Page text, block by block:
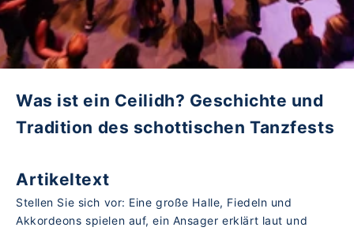
Was ist ein Ceilidh? Geschichte und
Tradition des schottischen Tanzfests
Artikeltext
Stellen Sie sich vor: Eine große Halle, Fiedeln und
Akkordeons spielen auf, ein Ansager erklärt laut und